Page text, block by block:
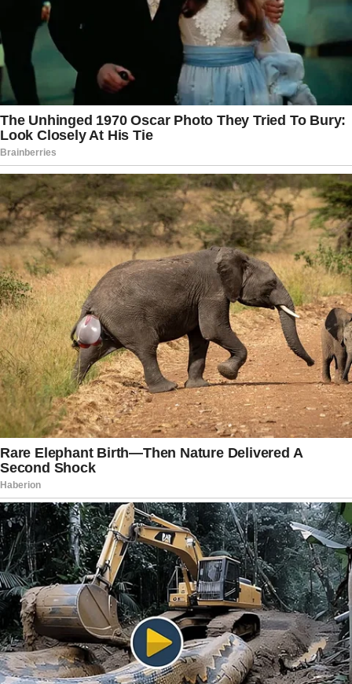
de que Rússia e Estados Unidos possuem
responsabilidades compartilhadas na
preservação da paz e da segurança globais. A
mensagem enviada por Putin buscou destacar
episódios históricos de colaboração entre as
duas nações e transmitir um sinal de disposição
para o fortalecimento do diálogo diplomático.
Embora tenha utilizado um tom mais pessoal do
que o habitual, o conteúdo manteve foco na
importância das relações bilaterais e no papel
que ambos os países desempenham no cenário
internacional.